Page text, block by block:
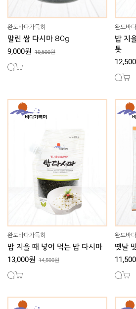
완도바다가득히
말린 쌈 다시마 80g
9,000원 10,500원
완도바
밥 지
톳
완도바다가득히
밥 지을 때 넣어 먹는 밥 다시마
13,000원 14,500원
완도바
옛날